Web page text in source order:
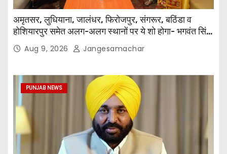
अमृतसर, लुधियाना, जालंधर, फिरोजपुर, संगरूर, बठिंडा व
होशियारपुर समेत अलग-अलग स्थानों पर ये शो होगा- भगवंत सिंह
मान Aug 9, 2026 Jangesamachar
PUNJAB NEWS